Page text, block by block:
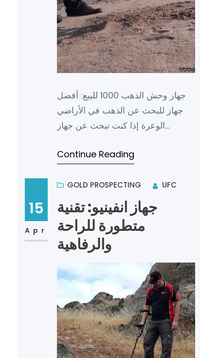
جهاز وحش الذهب 1000 للبيع: أفضل
جهاز للبحث عن الذهب في الأراضي
الوعرة إذا كنت تبحث عن جهاز
Continue Reading
15
Apr
GOLD PROSPECTING UFC
جهاز انفينيو: تقنية
متطورة للراحة
والرفاهية